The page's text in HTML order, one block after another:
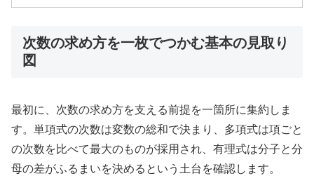
次数の求め方を一枚でつかむ基本の見取り
図
最初に、次数の求め方を支える前提を一箇所に集約しま
す。単項式の次数は変数の総和で決まり、多項式は項ごと
の次数を比べて最大のものが採用され、有理式は分子と分
母の差がふるまいを決めるという土台を確認します。